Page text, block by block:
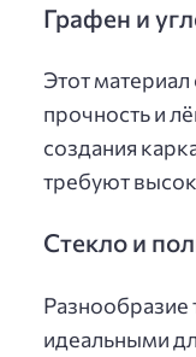
Графен и
Этот
прочность и
создания
требуют
Стекло и
Разнообразие
идеальными